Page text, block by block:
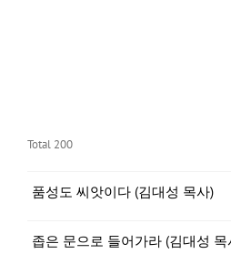
Total 200
품성도 씨앗이다 (김대성 목사)
좁은 문으로 들어가라 (김대성 목